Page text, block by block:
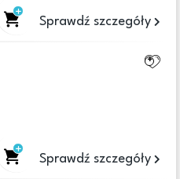
Sprawdź szczegóły
Sprawdź szczegóły